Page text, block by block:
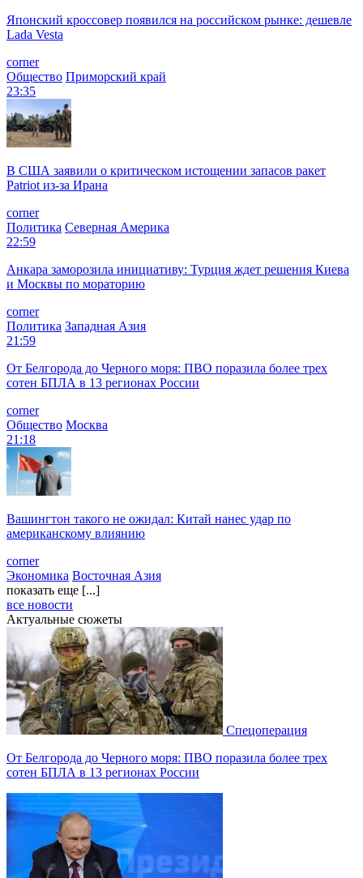
Японский кроссовер появился на российском рынке: дешевле
Lada Vesta
corner
Общество Приморский край
23:35
В США заявили о критическом истощении запасов ракет
Patriot из-за Ирана
corner
Политика Северная Америка
22:59
Анкара заморозила инициативу: Турция ждет решения Киева
и Москвы по мораторию
corner
Политика Западная Азия
21:59
От Белгорода до Черного моря: ПВО поразила более трех
сотен БПЛА в 13 регионах России
corner
Общество Москва
21:18
Вашингтон такого не ожидал: Китай нанес удар по
американскому влиянию
corner
Экономика Восточная Азия
показать еще [...]
все новости
Актуальные сюжеты
Спецоперация
От Белгорода до Черного моря: ПВО поразила более трех
сотен БПЛА в 13 регионах России